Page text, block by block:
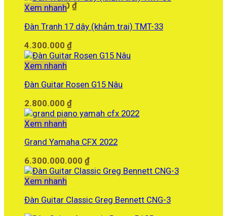
12.260.000 ₫
Xem nhanh
Đàn Tranh 17 dây (khảm trai) TMT-33
4.300.000 ₫
Xem nhanh
Đàn Guitar Rosen G15 Nâu
2.800.000 ₫
Xem nhanh
Grand Yamaha CFX 2022
6.300.000.000 ₫
Xem nhanh
Đàn Guitar Classic Greg Bennett CNG-3